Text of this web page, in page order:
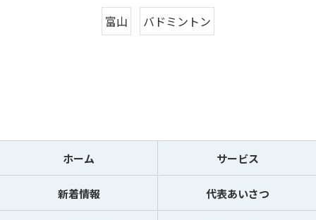
富山 バドミントン
ホーム サービス
新着情報 代表あいさつ